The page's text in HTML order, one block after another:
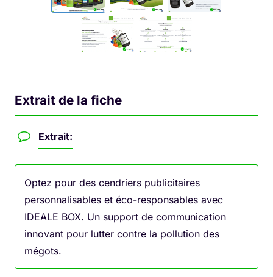
Extrait de la fiche
Extrait:
Optez pour des cendriers publicitaires
personnalisables et éco-responsables avec
IDEALE BOX. Un support de communication
innovant pour lutter contre la pollution des
mégots.